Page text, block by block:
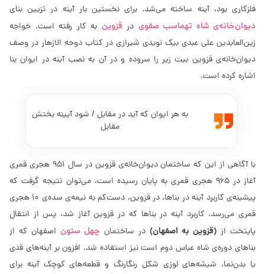
فلزكاری بود، آینه ساخته می‌شد. برای نخستین بار آینه در تزیین بنای
دیوان‌خانه‌ی شاه تهماسب صفوی در قزوین به كار رفته است. خواجه
زین‌العابدین على‌ عبدی بیک نویدی شیرازی در كتاب دوحه الازهار در وصف
دیوان‌خانه‌ی قزوین بیت زیر را سروده و در آن به نصب آینه در ایوان بنا
اشاره كرده است.
به هر ایوان كه آید در مقابل / شود آیینه بختش
مقابل
با آگاهى‌ از این كه ساختمان دیوان‌خانه‌ی قزوین در سال 951 هجری قمری
آغاز در 965 هجری قمری به پایان رسیده است، مى‌توان نتیجه گرفت كه
پیشینه‌ی كاربرد آینه در بناها، در قزوین، دست‌كم به نیمه‌ی سده‌ی 10 هجری
قمری مى‌رسد. كاربرد آینه در بناها كه در قزوین آغاز شد، پس از انتقال
پایتخت از (قزوین به اصفهان) در ساختمان چهل ستون اصفهان كه از
بناهای دوره‌ی شاه عباس دوم است نیز استفاده شد. افزون بر آینه‌های قدی
یا بدن‌نما، شیشه‌های لوزی شكل رنگارنگ و قطعه‌های كوچک آینه برای